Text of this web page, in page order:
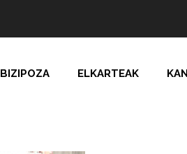
BIZIPOZA ELKARTEAK